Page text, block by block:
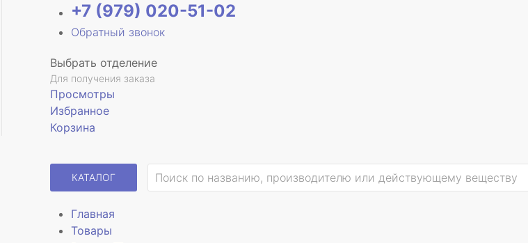
+7 (979) 020-51-02
Обратный звонок
Выбрать отделение
Для получения заказа
Просмотры
Избранное
Корзина
КАТАЛОГ
Главная
Товары